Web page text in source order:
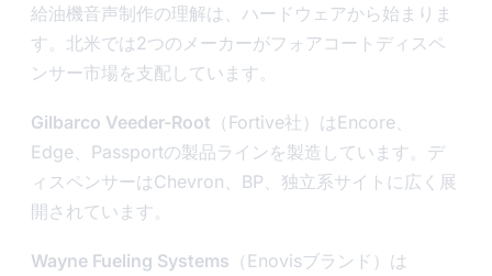
給油機音声制作の理解は、ハードウェアから始まりま
す。北米では2つのメーカーがフォアコートディスペ
ンサー市場を支配しています。
Gilbarco Veeder-Root （Fortive社）はEncore、
Edge、Passportの製品ラインを製造しています。デ
ィスペンサーはChevron、BP、独立系サイトに広く展
開されています。
Wayne Fueling Systems （Enovisブランド）は